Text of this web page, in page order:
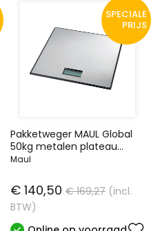
SPECIALE
PRIJS
Pakketweger MAUL Global
50kg metalen plateau
32x32cm inclusief batterij
Maul
€ 140,50 € 169,27 (incl.
BTW)